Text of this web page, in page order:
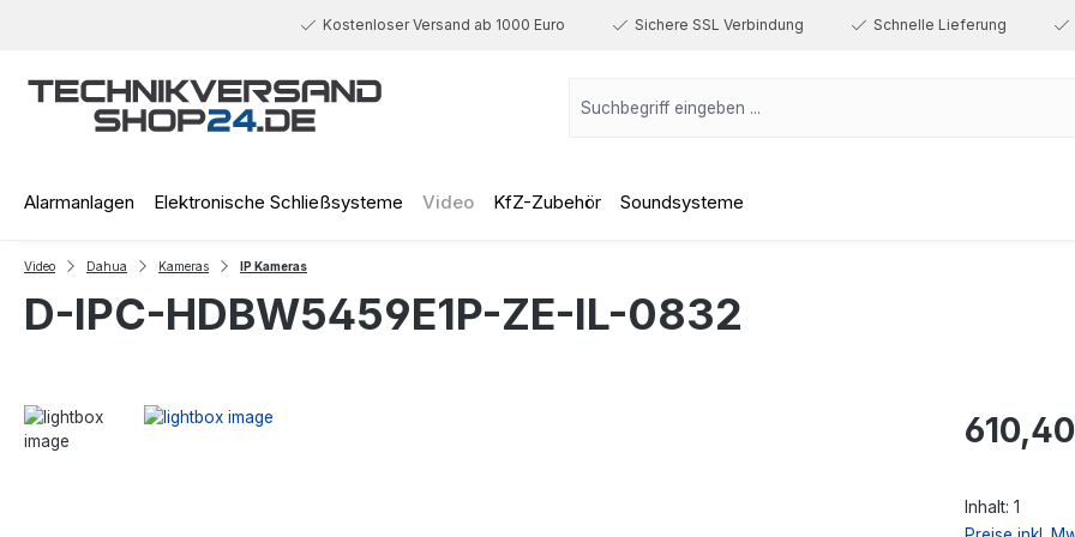
Kostenloser Versand ab 1000 Euro Sichere SSL Verbindung Schnelle Lieferung
Alarmanlagen Elektronische Schließsysteme Video KfZ-Zubehör Soundsysteme
Video Dahua Kameras IP Kameras
D-IPC-HDBW5459E1P-ZE-IL-0832
Regulärer Preis:
Inhalt: 1